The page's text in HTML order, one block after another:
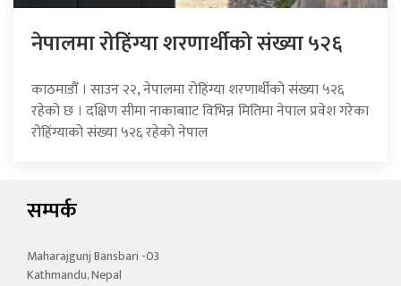
नेपालमा रोहिंग्या शरणार्थीको संख्या ५२६
काठमाडौँ । साउन २२, नेपालमा रोहिंग्या शरणार्थीको संख्या ५२६
रहेको छ । दक्षिण सीमा नाकाबााट विभिन्न मितिमा नेपाल प्रवेश गरेका
रोहिंग्याको संख्या ५२६ रहेको नेपाल
सम्पर्क
Maharajgunj Bansbari -03
Kathmandu, Nepal